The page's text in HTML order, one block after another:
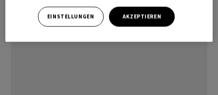
EINSTELLUNGEN AKZEPTIEREN